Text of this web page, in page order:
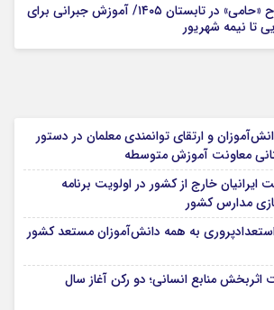
جزئیات اجرای طرح «حامی» در تابستان ۱۴۰۵/ آموزش جبرانی برای
تا نیمه شهریور
و ارتقای توانمندی معلمان در دستور
معاونت آموزش متوسطه
ایرانیان خارج از کشور در اولویت برنامه
مدارس کشور
به همه دانش‌آموزان مستعد کشور
اثربخش منابع انسانی؛ دو رکن آغاز سال